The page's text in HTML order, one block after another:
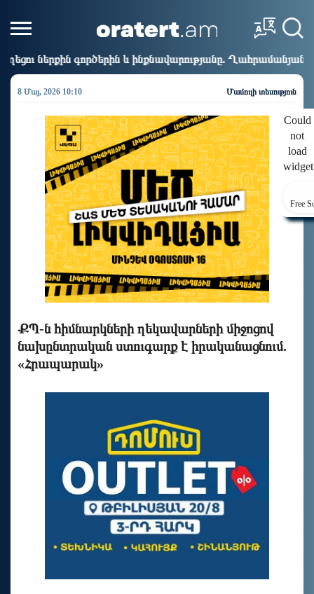
և ինքնավարությանը. Ղահրամանյան 9:50 Ինչո՞ւ է
8 Մայ, 2026 10:10 Մամուլի տեսություն
Could
not
load
Free
ՔՊ-ն հիմնարկների ղեկավարների միջոցով
նախընտրական ստուգարք է իրականացնում.
«Հրապարակ»